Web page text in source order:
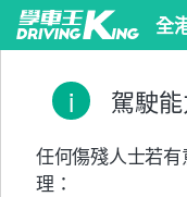
全
i 駕駛
任何傷殘人士若
理：
Copyright © 2015-2026